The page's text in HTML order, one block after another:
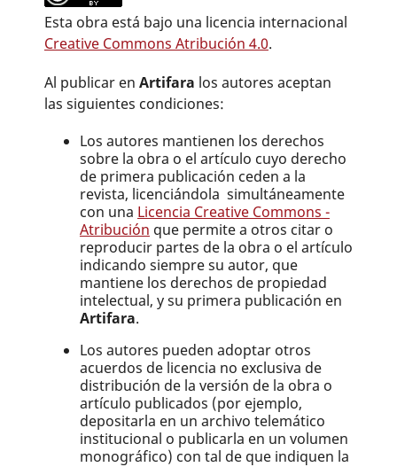
Esta obra está bajo una licencia internacional
Creative Commons Atribución 4.0.
Al publicar en Artifara los autores aceptan
las siguientes condiciones:
Los autores mantienen los derechos
sobre la obra o el artículo cuyo derecho
de primera publicación ceden a la
revista, licenciándola simultáneamente
con una Licencia Creative Commons -
Atribución que permite a otros citar o
reproducir partes de la obra o el artículo
indicando siempre su autor, que
mantiene los derechos de propiedad
intelectual, y su primera publicación en
Artifara.
Los autores pueden adoptar otros
acuerdos de licencia no exclusiva de
distribución de la versión de la obra o
artículo publicados (por ejemplo,
depositarla en un archivo telemático
institucional o publicarla en un volumen
monográfico) con tal de que indiquen la